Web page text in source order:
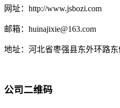
网址：http://www.jsbozi.com
邮箱：huinajixie@163.com
地址：河北省枣强县东外环路东
公司二维码